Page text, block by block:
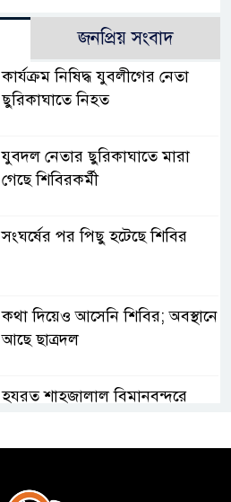
জনপ্রিয় সংবাদ
কার্যক্রম নিষিদ্ধ যুবলীগের নেতা
ছুরিকাঘাতে নিহত
যুবদল নেতার ছুরিকাঘাতে মারা
গেছে শিবিরকর্মী
সংঘর্ষের পর পিছু হটেছে শিবির
কথা দিয়েও আসেনি শিবির; অবস্থানে
আছে ছাত্রদল
হযরত শাহজালাল বিমানবন্দরে